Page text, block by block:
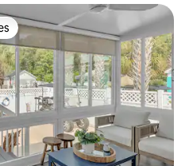
entre huéspedes